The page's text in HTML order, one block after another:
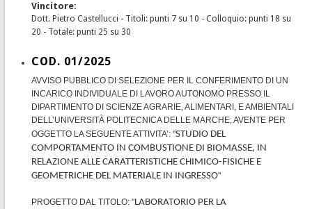
Vincitore:
Dott. Pietro Castellucci - Titoli: punti 7 su 10 - Colloquio: punti 18 su
20 - Totale: punti 25 su 30
COD. 01/2025
AVVISO PUBBLICO DI SELEZIONE PER IL CONFERIMENTO DI UN
INCARICO INDIVIDUALE DI LAVORO AUTONOMO PRESSO IL
DIPARTIMENTO DI SCIENZE AGRARIE, ALIMENTARI, E AMBIENTALI
DELL’UNIVERSITÀ POLITECNICA DELLE MARCHE, AVENTE PER
OGGETTO LA SEGUENTE ATTIVITA’: "STUDIO DEL
COMPORTAMENTO IN COMBUSTIONE DI BIOMASSE, IN
RELAZIONE ALLE CARATTERISTICHE CHIMICO-FISICHE E
GEOMETRICHE DEL MATERIALE IN INGRESSO"
PROGETTO DAL TITOLO: "LABORATORIO PER LA